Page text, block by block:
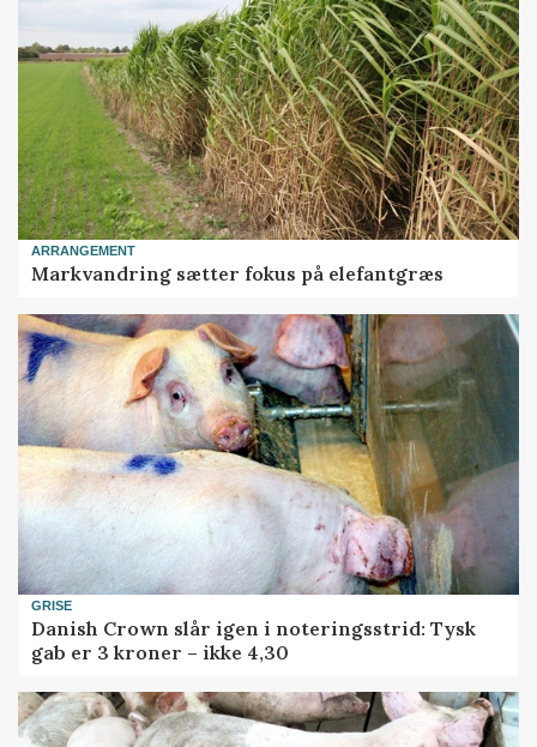
ARRANGEMENT
Markvandring sætter fokus på elefantgræs
GRISE
Danish Crown slår igen i noteringsstrid: Tysk
gab er 3 kroner – ikke 4,30